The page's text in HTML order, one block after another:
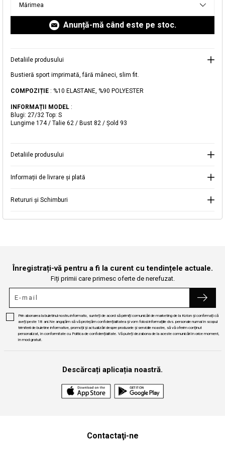
Mărimea
Anunță-mă când este pe stoc.
Detaliile produsului
Bustieră sport imprimată, fără mâneci, slim fit.
COMPOZIȚIE : %10 ELASTANE, %90 POLYESTER
INFORMAȚII MODEL :
Blugi: 27/32 Top: S
Lungime 174 / Talie 62 / Bust 82 / Şold 93
Detaliile produsului
Informații de livrare și plată
Retururi și Schimburi
Înregistrați-vă pentru a fi la curent cu tendințele actuale.
Fiți primii care primesc oferte de nerefuzat.
Prin abonarea la buletinul nostru informativ, sunteți de acord să primiți comunicări de marketing de la Koton și confirmați că
aveți peste 18 ani.Ne angajăm să vă protejăm confidențialitatea și vom folosi informațiile dvs. personale numai în scopul
trimiterii de buletine informative, promoții și actualizări despre produsele și serviciile noastre, să vă oferim conținut
personalizat, în conformitate cu Politica de confidențialitate. Vă puteți dezabona de la aceste comunicări în orice moment,
în mod gratuit.
Descărcați aplicația noastră.
Contactaţi-ne
Magazinele noastre
Puteți ajunge la magazinul KOTON pe care îl căutați
selectând informațiile despre țară și oraș.
Selecteaza țara
Căutare
Alertă de stoc
Adăugat în coș
Continuă cumpărăturile